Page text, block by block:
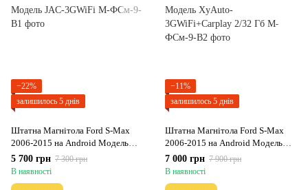
−22%
залишилось 5 днів
Штатна Магнітола Ford S-Max
2006-2015 на Android Модель
JAC-3GWiFi
5 700 грн 7 300 грн
В наявності
−11%
залишилось 5 днів
Штатна Магнітола Ford S-Max
2006-2015 на Android Модель
XyAuto-3GWiFi+Carplay 2/32 Гб
7 000 грн 7 900 грн
В наявності